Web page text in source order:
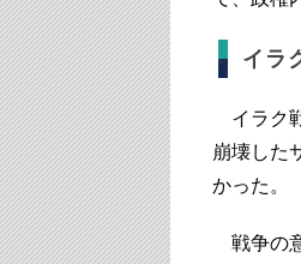
イラ
イラク
崩壊した
かった。
戦争の